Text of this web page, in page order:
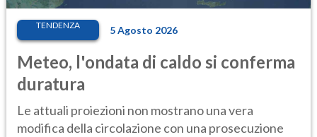
TENDENZA 5 Agosto 2026
Meteo, l'ondata di caldo si conferma
duratura
Le attuali proiezioni non mostrano una vera
modifica della circolazione con una prosecuzione